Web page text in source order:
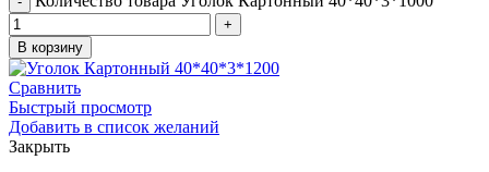
В корзину
Сравнить
Быстрый просмотр
Добавить в список желаний
Закрыть